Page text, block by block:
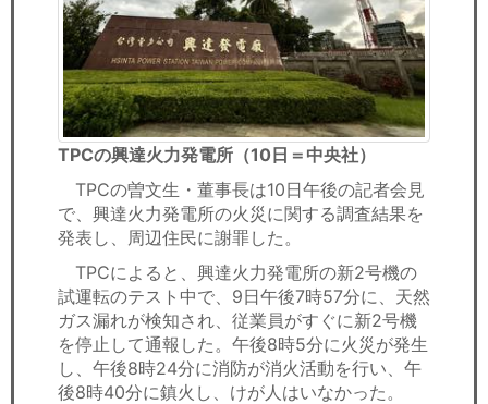
TPCの興達火力発電所（10日＝中央社）
TPCの曽文生・董事長は10日午後の記者会見
で、興達火力発電所の火災に関する調査結果を
発表し、周辺住民に謝罪した。
TPCによると、興達火力発電所の新2号機の
試運転のテスト中で、9日午後7時57分に、天然
ガス漏れが検知され、従業員がすぐに新2号機
を停止して通報した。午後8時5分に火災が発生
し、午後8時24分に消防が消火活動を行い、午
後8時40分に鎮火し、けが人はいなかった。